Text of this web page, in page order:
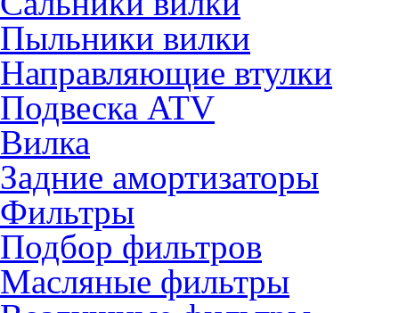
Пыльники вилки
Направляющие втулки
Подвеска ATV
Вилка
Задние амортизаторы
Фильтры
Подбор фильтров
Масляные фильтры